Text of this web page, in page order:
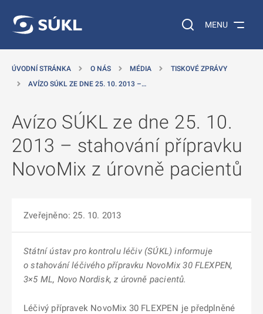
Vyhledávání na
MENU
ÚVODNÍ STRÁNKA O NÁS MÉDIA
TISKOVÉ ZPRÁVY
AVÍZO SÚKL ZE DNE 25. 10. 2013 –…
Avízo SÚKL ze dne 25. 10.
2013 – stahování přípravku
NovoMix z úrovně pacientů
Zveřejněno: 25. 10. 2013
Státní ústav pro kontrolu léčiv (SÚKL) informuje
o stahování léčivého přípravku NovoMix 30 FLEXPEN,
3×5 ML, Novo Nordisk, z úrovně pacientů.
Léčivý přípravek NovoMix 30 FLEXPEN je předplněné